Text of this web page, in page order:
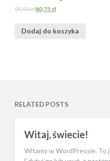
95,00zł80,75 zł
Dodaj do koszyka
RELATED POSTS
Witaj, świecie!
Witamy w WordPressie.